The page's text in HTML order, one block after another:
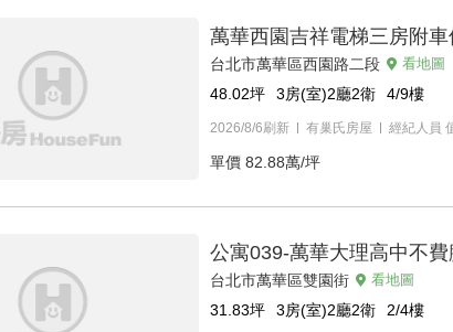
萬華西園吉祥電梯三房附車
台北市萬華區西園路二段 看地圖
48.02坪 3房(室)2廳2衛 4/9樓
2026/8/6刷新 有巢氏房屋 經紀人員
單價 82.88萬/坪
公寓039-萬華大理高中不
台北市萬華區雙園街 看地圖
31.83坪 3房(室)2廳2衛 2/4樓